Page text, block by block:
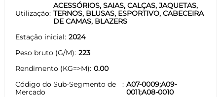
Utilização
ACESSÓRIOS, SAIAS, CALÇAS, JAQUETAS,
TERNOS, BLUSAS, ESPORTIVO, CABECEIRA
DE CAMAS, BLAZERS
Estação inicial 2024
Peso bruto (G/M) 223
Rendimento (KG=>M) 0.00
Código do Sub-Segmento de
Mercado
A07-0009;A09-
0011;A08-0010